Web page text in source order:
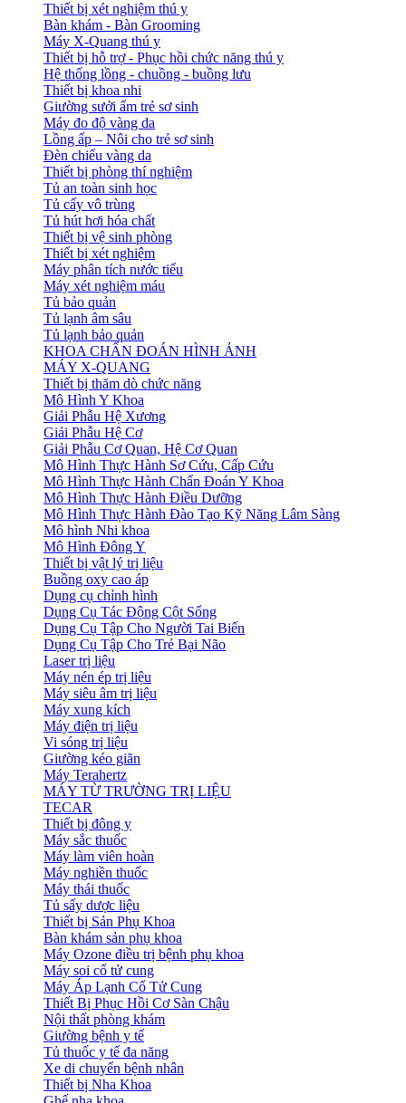
Thiết bị xét nghiệm thú y
Bàn khám - Bàn Grooming
Máy X-Quang thú y
Thiết bị hỗ trợ - Phục hồi chức năng thú y
Hệ thống lồng - chuồng - buồng lưu
Thiết bị khoa nhi
Giường sưởi ấm trẻ sơ sinh
Máy đo độ vàng da
Lồng ấp – Nôi cho trẻ sơ sinh
Đèn chiếu vàng da
Thiết bị phòng thí nghiệm
Tủ an toàn sinh học
Tủ cấy vô trùng
Tủ hút hơi hóa chất
Thiết bị vệ sinh phòng
Thiết bị xét nghiệm
Máy phân tích nước tiểu
Máy xét nghiệm máu
Tủ bảo quản
Tủ lạnh âm sâu
Tủ lạnh bảo quản
KHOA CHẨN ĐOÁN HÌNH ẢNH
MÁY X-QUANG
Thiết bị thăm dò chức năng
Mô Hình Y Khoa
Giải Phẫu Hệ Xương
Giải Phẫu Hệ Cơ
Giải Phẫu Cơ Quan, Hệ Cơ Quan
Mô Hình Thực Hành Sơ Cứu, Cấp Cứu
Mô Hình Thực Hành Chẩn Đoán Y Khoa
Mô Hình Thực Hành Điều Dưỡng
Mô Hình Thực Hành Đào Tạo Kỹ Năng Lâm Sàng
Mô hình Nhi khoa
Mô Hình Đông Y
Thiết bị vật lý trị liệu
Buồng oxy cao áp
Dụng cụ chỉnh hình
Dụng Cụ Tác Động Cột Sống
Dụng Cụ Tập Cho Người Tai Biến
Dụng Cụ Tập Cho Trẻ Bại Não
Laser trị liệu
Máy nén ép trị liệu
Máy siêu âm trị liệu
Máy xung kích
Máy điện trị liệu
Vi sóng trị liệu
Giường kéo giãn
Máy Terahertz
MÁY TỪ TRƯỜNG TRỊ LIỆU
TECAR
Thiết bị đông y
Máy sắc thuốc
Máy làm viên hoàn
Máy nghiền thuốc
Máy thái thuốc
Tủ sấy dược liệu
Thiết bị Sản Phụ Khoa
Bàn khám sản phụ khoa
Máy Ozone điều trị bệnh phụ khoa
Máy soi cổ tử cung
Máy Áp Lạnh Cổ Tử Cung
Thiết Bị Phục Hồi Cơ Sàn Chậu
Nội thất phòng khám
Giường bệnh y tế
Tủ thuốc y tế đa năng
Xe di chuyển bệnh nhân
Thiết bị Nha Khoa